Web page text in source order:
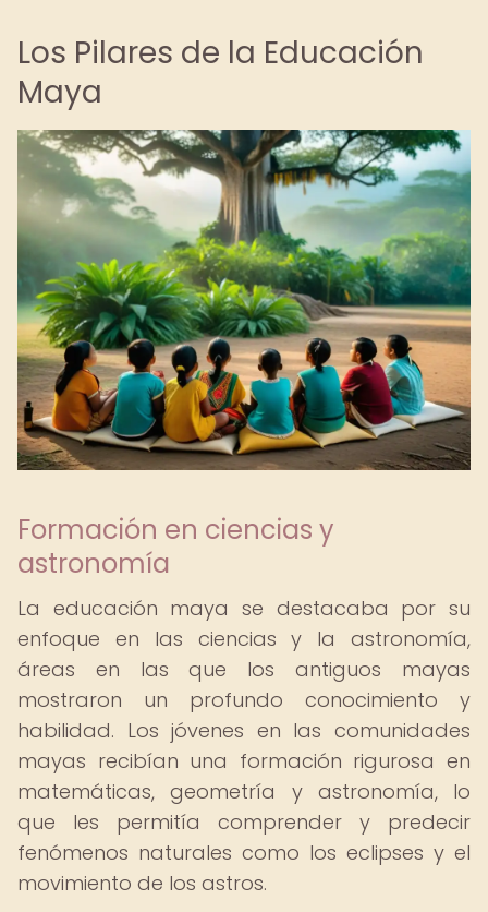
Los Pilares de la Educación
Maya
Formación en ciencias y
astronomía
La educación maya se destacaba por su
enfoque en las ciencias y la astronomía,
áreas en las que los antiguos mayas
mostraron un profundo conocimiento y
habilidad. Los jóvenes en las comunidades
mayas recibían una formación rigurosa en
matemáticas, geometría y astronomía, lo
que les permitía comprender y predecir
fenómenos naturales como los eclipses y el
movimiento de los astros.